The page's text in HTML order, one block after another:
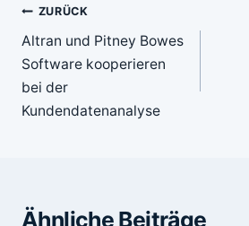
Beitragsnavigation
ZURÜCK
Altran und Pitney Bowes
Software kooperieren
bei der
Kundendatenanalyse
Ähnliche Beiträge